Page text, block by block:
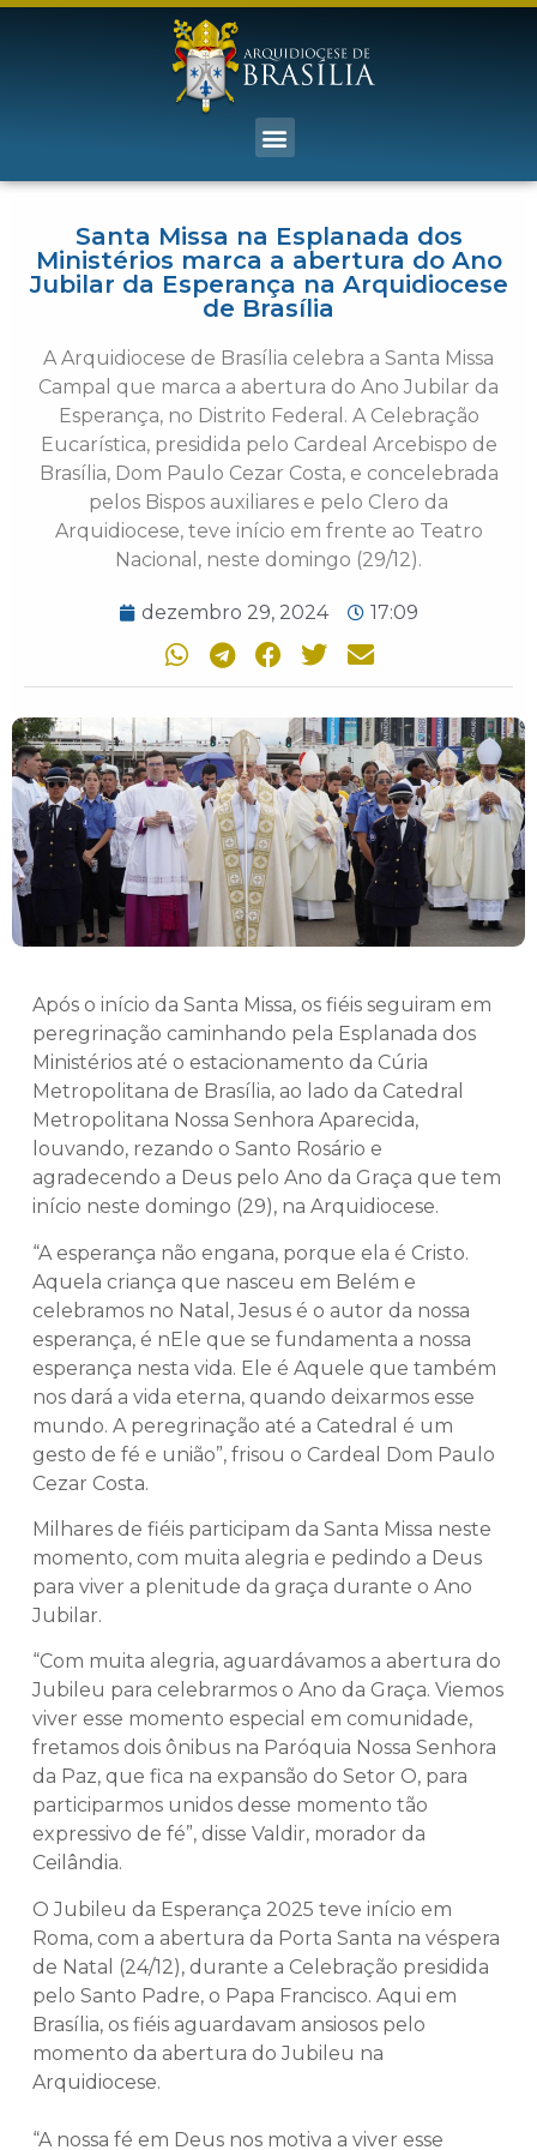
Santa Missa na Esplanada dos
Ministérios marca a abertura do Ano
Jubilar da Esperança na Arquidiocese
de Brasília
A Arquidiocese de Brasília celebra a Santa Missa
Campal que marca a abertura do Ano Jubilar da
Esperança, no Distrito Federal. A Celebração
Eucarística, presidida pelo Cardeal Arcebispo de
Brasília, Dom Paulo Cezar Costa, e concelebrada
pelos Bispos auxiliares e pelo Clero da
Arquidiocese, teve início em frente ao Teatro
Nacional, neste domingo (29/12).
dezembro 29, 2024 17:09
Após o início da Santa Missa, os fiéis seguiram em
peregrinação caminhando pela Esplanada dos
Ministérios até o estacionamento da Cúria
Metropolitana de Brasília, ao lado da Catedral
Metropolitana Nossa Senhora Aparecida,
louvando, rezando o Santo Rosário e
agradecendo a Deus pelo Ano da Graça que tem
início neste domingo (29), na Arquidiocese.
“A esperança não engana, porque ela é Cristo.
Aquela criança que nasceu em Belém e
celebramos no Natal, Jesus é o autor da nossa
esperança, é nEle que se fundamenta a nossa
esperança nesta vida. Ele é Aquele que também
nos dará a vida eterna, quando deixarmos esse
mundo. A peregrinação até a Catedral é um
gesto de fé e união”, frisou o Cardeal Dom Paulo
Cezar Costa.
Milhares de fiéis participam da Santa Missa neste
momento, com muita alegria e pedindo a Deus
para viver a plenitude da graça durante o Ano
Jubilar.
“Com muita alegria, aguardávamos a abertura do
Jubileu para celebrarmos o Ano da Graça. Viemos
viver esse momento especial em comunidade,
fretamos dois ônibus na Paróquia Nossa Senhora
da Paz, que fica na expansão do Setor O, para
participarmos unidos desse momento tão
expressivo de fé”, disse Valdir, morador da
Ceilândia.
O Jubileu da Esperança 2025 teve início em
Roma, com a abertura da Porta Santa na véspera
de Natal (24/12), durante a Celebração presidida
pelo Santo Padre, o Papa Francisco. Aqui em
Brasília, os fiéis aguardavam ansiosos pelo
momento da abertura do Jubileu na
Arquidiocese.
“A nossa fé em Deus nos motiva a viver esse